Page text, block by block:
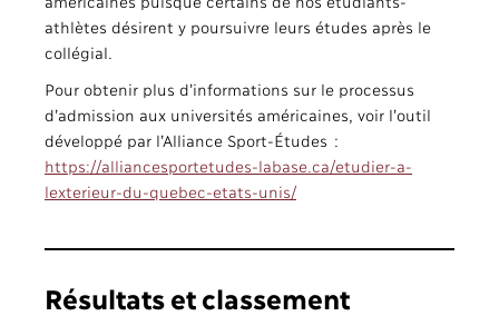
athlètes désirent y poursuivre leurs études après le
collégial.
Pour obtenir plus d’informations sur le processus
d’admission aux universités américaines, voir l’outil
développé par l’Alliance Sport-Études :
https://alliancesportetudes-labase.ca/etudier-a-
lexterieur-du-quebec-etats-unis/
Résultats et classement